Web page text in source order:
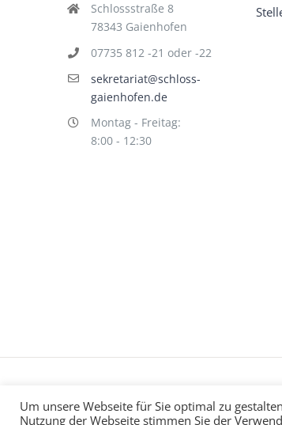
Schlossstraße 8
78343 Gaienhofen
07735 812 -21 oder -22
sekretariat@schloss-
gaienhofen.de
Montag - Freitag:
8:00 - 12:30
Impressum Datenschutz hallo!rot
Um unsere Webseite für Sie optimal zu
Nutzung der Webseite stimmen Sie der